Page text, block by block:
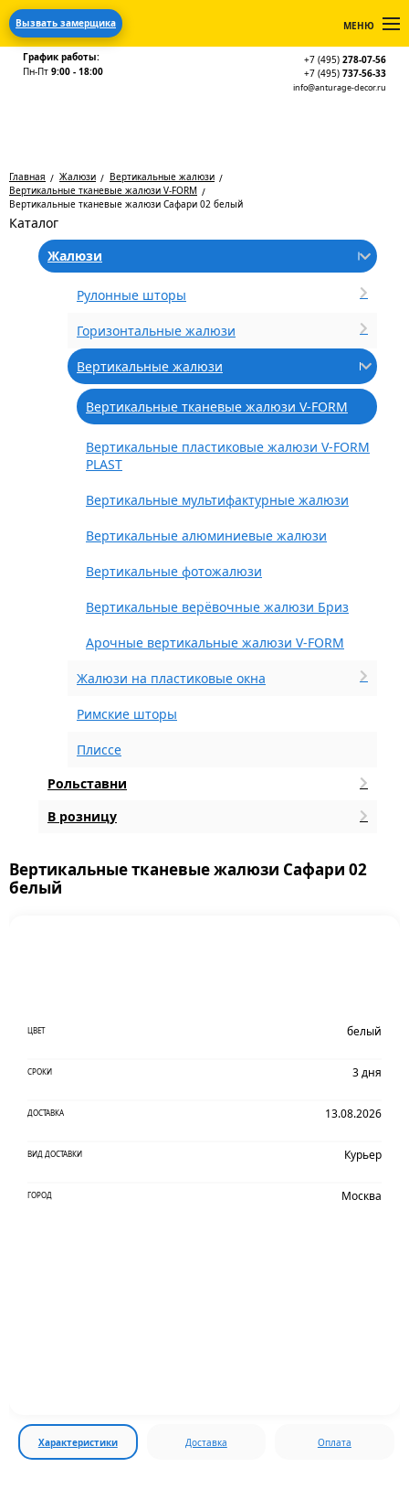
Вызвать замерщика МЕНЮ
График работы:
Пн-Пт 9:00 - 18:00
+7 (495) 278-07-56
+7 (495) 737-56-33
info@anturage-decor.ru
Главная Жалюзи
Вертикальные жалюзи
Вертикальные тканевые жалюзи V-FORM
Вертикальные тканевые жалюзи Сафари 02 белый
Каталог
Жалюзи
Рулонные шторы
Горизонтальные жалюзи
Вертикальные жалюзи
Вертикальные тканевые жалюзи V-FORM
Вертикальные пластиковые жалюзи V-FORM
PLAST
Вертикальные мультифактурные жалюзи
Вертикальные алюминиевые жалюзи
Вертикальные фотожалюзи
Вертикальные верёвочные жалюзи Бриз
Арочные вертикальные жалюзи V-FORM
Жалюзи на пластиковые окна
Римские шторы
Плиссе
Рольставни
В розницу
Вертикальные тканевые жалюзи Сафари 02
белый
ЦВЕТ белый
СРОКИ 3 дня
ДОСТАВКА 13.08.2026
ВИД ДОСТАВКИ Курьер
ГОРОД Москва
Характеристики Доставка Оплата